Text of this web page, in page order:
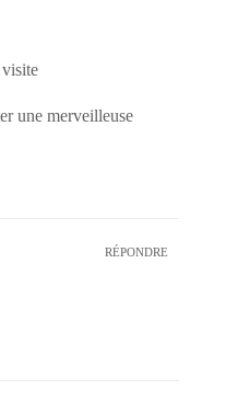
une merveilleuse
RÉPONDRE